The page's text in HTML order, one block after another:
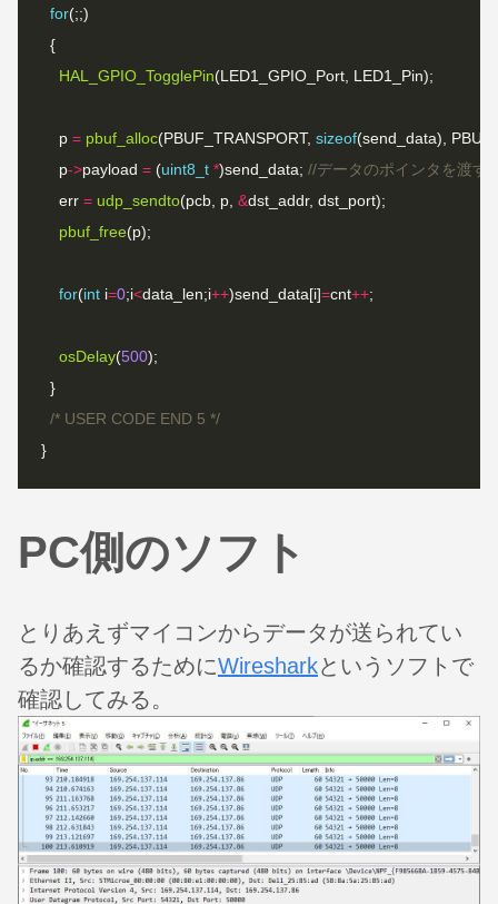
for
HAL_GPIO_TogglePin
    p
= pbuf_alloc(PBUF_TRANSPORT, sizeof(send_data),
    p
->payload = (uint8_t *)send_data;
    err
= udp_sendto(pcb, p, &
pbuf_free
for(int i=0;i<data_len;i++)send_data[i]=cnt++
osDelay(500
/* USER CODE END 5 */
PC側のソフト
とりあえずマイコンからデータが送られてい
るか確認するためにWiresharkというソフトで
確認してみる。